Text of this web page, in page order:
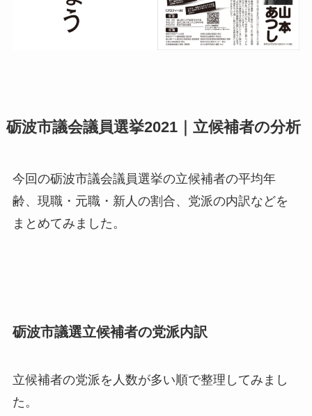
砺波市議会議員選挙2021｜立候補者の分析
今回の砺波市議会議員選挙の立候補者の平均年
齢、現職・元職・新人の割合、党派の内訳などを
まとめてみました。
砺波市議選立候補者の党派内訳
立候補者の党派を人数が多い順で整理してみまし
た。